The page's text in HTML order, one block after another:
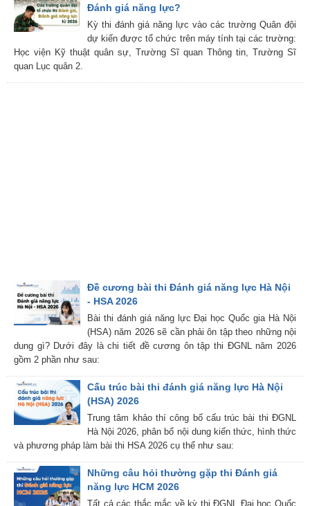
Đánh giá năng lực?
Kỳ thi đánh giá năng lực vào các trường Quân đội
dự kiến được tổ chức trên máy tính tại các trường:
Học viện Kỹ thuật quân sự, Trường Sĩ quan Thông tin, Trường Sĩ
quan Lục quân 2.
Đề cương bài thi Đánh giá năng lực Hà Nội
- HSA 2026
Bài thi đánh giá năng lực Đại học Quốc gia Hà Nội
(HSA) năm 2026 sẽ cần phải ôn tập theo những nội
dung gì? Dưới đây là chi tiết đề cương ôn tập thi ĐGNL năm 2026
gồm 2 phần như sau:
Cấu trúc bài thi đánh giá năng lực Hà Nội
(HSA) 2026
Trung tâm khảo thí công bố cấu trúc bài thi ĐGNL
Hà Nội 2026, phân bổ nội dung kiến thức, hình thức
và phương pháp làm bài thi HSA 2026 cụ thể như sau:
Những câu hỏi thường gặp thi Đánh giá
năng lực HCM 2026
Tất cả các thắc mắc về kỳ thi ĐGNL Đại học Quốc